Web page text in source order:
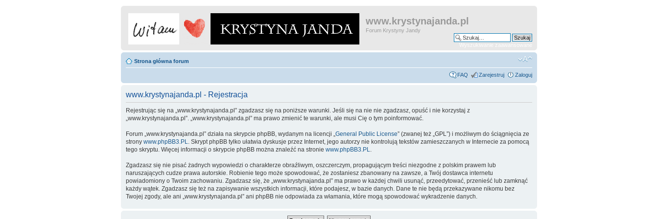
www.krystynajanda.pl
Forum Krystyny Jandy
Strona główna forum
FAQ Zarejestruj Zaloguj
www.krystynajanda.pl - Rejestracja
Rejestrując się na „www.krystynajanda.pl” zgadzasz się na poniższe warunki. Jeśli się na nie nie zgadzasz, opuść i nie korzystaj z
„www.krystynajanda.pl”. „www.krystynajanda.pl” ma prawo zmienić te warunki, ale musi Cię o tym poinformować.
Forum „www.krystynajanda.pl” działa na skrypcie phpBB, wydanym na licencji „General Public License” (zwanej też „GPL”) i możliwym do ściągnięcia ze
strony www.phpBB3.PL. Skrypt phpBB tylko ułatwia dyskusje przez Internet, jego autorzy nie kontrolują tekstów zamieszczanych w Internecie za pomocą
tego skryptu. Więcej informacji o skrypcie phpBB można znaleźć na stronie www.phpBB3.PL.
Zgadzasz się nie pisać żadnych wypowiedzi o charakterze obraźliwym, oszczerczym, propagującym treści niezgodne z polskim prawem lub
naruszających cudze prawa autorskie. Robienie tego może spowodować, że zostaniesz zbanowany na zawsze, a Twój dostawca internetu
powiadomiony o Twoim zachowaniu. Zgadzasz się, że „www.krystynajanda.pl” ma prawo w każdej chwili usunąć, przeedytować, przenieść lub zamknąć
każdy wątek. Zgadzasz się też na zapisywanie wszystkich informacji, które podajesz, w bazie danych. Dane te nie będą przekazywane nikomu bez
Twojej zgody, ale ani „www.krystynajanda.pl” ani phpBB nie odpowiada za włamania, które mogą spowodować wykradzenie danych.